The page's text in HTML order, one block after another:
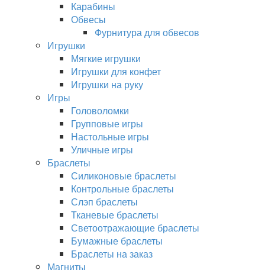
Карабины
Обвесы
Фурнитура для обвесов
Игрушки
Мягкие игрушки
Игрушки для конфет
Игрушки на руку
Игры
Головоломки
Групповые игры
Настольные игры
Уличные игры
Браслеты
Силиконовые браслеты
Контрольные браслеты
Слэп браслеты
Тканевые браслеты
Светоотражающие браслеты
Бумажные браслеты
Браслеты на заказ
Магниты